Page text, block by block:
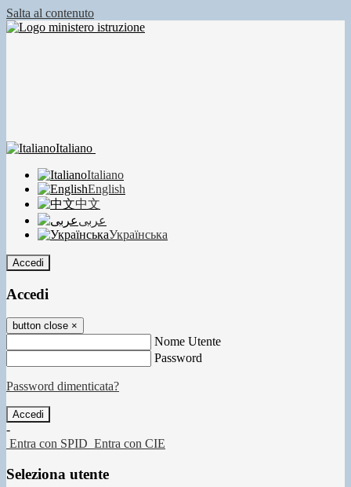
Salta al contenuto
Italiano
Italiano
English
中文
عربى
Українська
Accedi
Accedi
button close ×
Nome Utente
Password
Password dimenticata?
-
Entra con SPID Entra con CIE
Seleziona utente